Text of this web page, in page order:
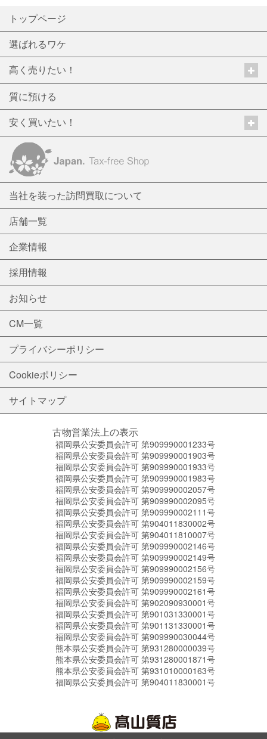
トップページ
選ばれるワケ
高く売りたい！
質に預ける
安く買いたい！
当社を装った訪問買取について
店舗一覧
企業情報
採用情報
お知らせ
CM一覧
プライバシーポリシー
Cookieポリシー
サイトマップ
古物営業法上の表示
福岡県公安委員会許可 第909990001233号
福岡県公安委員会許可 第909990001903号
福岡県公安委員会許可 第909990001933号
福岡県公安委員会許可 第909990001983号
福岡県公安委員会許可 第909990002057号
福岡県公安委員会許可 第909990002095号
福岡県公安委員会許可 第909990002111号
福岡県公安委員会許可 第904011830002号
福岡県公安委員会許可 第904011810007号
福岡県公安委員会許可 第909990002146号
福岡県公安委員会許可 第909990002149号
福岡県公安委員会許可 第909990002156号
福岡県公安委員会許可 第909990002159号
福岡県公安委員会許可 第909990002161号
福岡県公安委員会許可 第902090930001号
福岡県公安委員会許可 第901031330001号
福岡県公安委員会許可 第901131330001号
福岡県公安委員会許可 第909990030044号
熊本県公安委員会許可 第931280000039号
熊本県公安委員会許可 第931280001871号
熊本県公安委員会許可 第931010000163号
福岡県公安委員会許可 第904011830001号